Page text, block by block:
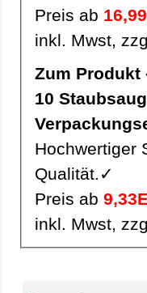
Preis ab
inkl. Mwst,
Zum Produkt
10 Staubsaugerbeutel, Staubbeutel Y28 pro
Hochwertiger
Qualität.✓
Preis ab
inkl. Mwst,